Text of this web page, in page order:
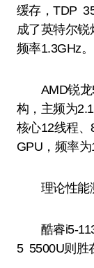
缓存，TDP
成了英特尔锐
频率1.3GHz。
AMD锐龙5
构，主频为
核心12线程
GPU，频率
理论性能
酷睿i5-
5 5500U则胜